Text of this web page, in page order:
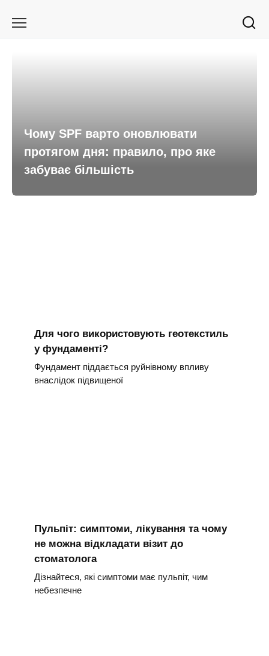
Чому SPF варто оновлювати
протягом дня: правило, про яке
забуває більшість
Для чого використовують геотекстиль
у фундаменті?
Фундамент піддається руйнівному впливу
внаслідок підвищеної
Пульпіт: симптоми, лікування та чому
не можна відкладати візит до
стоматолога
Дізнайтеся, які симптоми має пульпіт, чим
небезпечне